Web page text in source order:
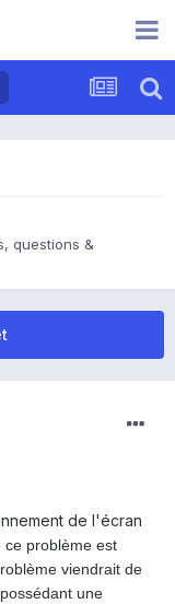
questions &
de l'écran
ce problème est
viendrait de
une